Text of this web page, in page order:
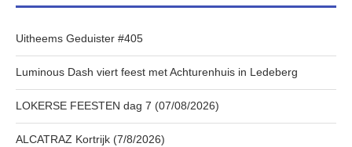
Uitheems Geduister #405
Luminous Dash viert feest met Achturenhuis in Ledeberg
LOKERSE FEESTEN dag 7 (07/08/2026)
ALCATRAZ Kortrijk (7/8/2026)